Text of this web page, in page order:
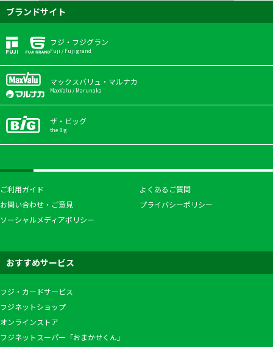
ブランドサイト
フジ・フジグラン
Fuji / Fuji grand
マックスバリュ・マルナカ
MaxValu / Marunaka
ザ・ビッグ
the Big
ご利用ガイド
よくあるご質問
お問い合わせ・ご意見
プライバシーポリシー
ソーシャルメディアポリシー
おすすめサービス
フジ・カードサービス
フジネットショップ
オンラインストア
フジネットスーパー「おまかせくん」